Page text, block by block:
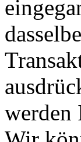
werden